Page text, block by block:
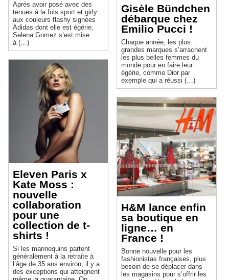
Après avoir posé avec des
tenues à la fois sport et girly
aux couleurs flashy signées
Adidas dont elle est égérie,
Selena Gomez s’est mise
à (…)
Eleven Paris x
Kate Moss :
nouvelle
collaboration
pour une
collection de t-
shirts !
Si les mannequins partent
généralement à la retraite à
l’âge de 35 ans environ, il y a
des exceptions qui atteignent
Gisèle Bündchen
débarque chez
Emilio Pucci !
Chaque année, les plus
grandes marques s’arrachent
les plus belles femmes du
monde pour en faire leur
égérie, comme Dior par
exemple qui a réussi (…)
H&M lance enfin
sa boutique en
ligne… en
France !
Bonne nouvelle pour les
fashionistas françaises, plus
besoin de se déplacer dans
les magasins pour s’offrir les